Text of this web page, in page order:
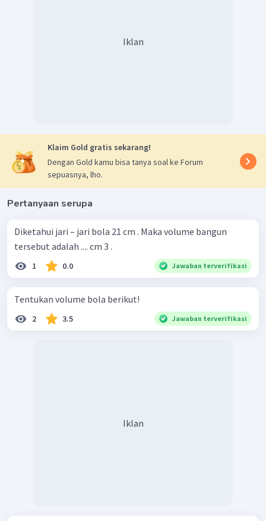
Iklan
Klaim Gold gratis sekarang!
Dengan Gold kamu bisa tanya soal ke Forum
sepuasnya, lho.
Pertanyaan serupa
Diketahui jari – jari bola 21 cm . Maka volume bangun
tersebut adalah .... cm 3 .
1 0.0 Jawaban terverifikasi
Tentukan volume bola berikut!
2 3.5 Jawaban terverifikasi
Iklan